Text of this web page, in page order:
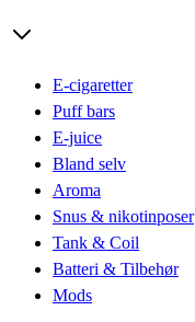
E-cigaretter
Puff bars
E-juice
Bland selv
Aroma
Snus & nikotinposer
Tank & Coil
Batteri & Tilbehør
Mods